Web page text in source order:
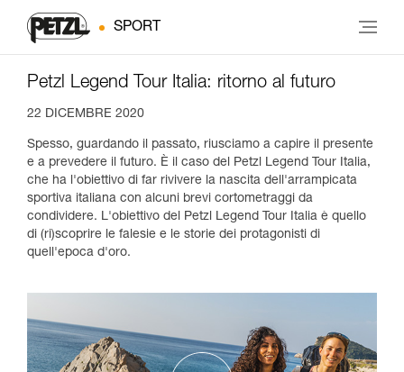
SPORT
Petzl Legend Tour Italia: ritorno al futuro
22 DICEMBRE 2020
Spesso, guardando il passato, riusciamo a capire il presente
e a prevedere il futuro. È il caso del Petzl Legend Tour Italia,
che ha l'obiettivo di far rivivere la nascita dell'arrampicata
sportiva italiana con alcuni brevi cortometraggi da
condividere. L'obiettivo del Petzl Legend Tour Italia è quello
di (ri)scoprire le falesie e le storie dei protagonisti di
quell'epoca d'oro.